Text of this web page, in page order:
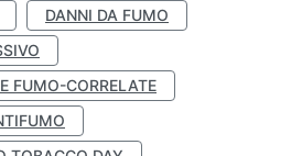
DANNI DA FUMO
FUMO-CORRELATE